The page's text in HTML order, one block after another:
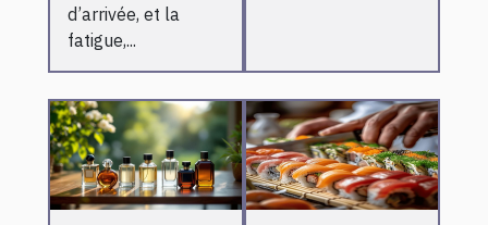
d’arrivée, et la
fatigue,...